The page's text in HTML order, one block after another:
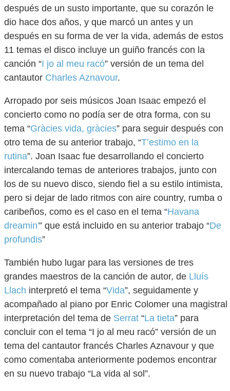
después de un susto importante, que su corazón le
dio hace dos años, y que marcó un antes y un
después en su forma de ver la vida, además de estos
11 temas el disco incluye un guiño francés con la
canción “I jo al meu racó” versión de un tema del
cantautor Charles Aznavour.
Arropado por seis músicos Joan Isaac empezó el
concierto como no podía ser de otra forma, con su
tema “Gràcies vida, gràcies” para seguir después con
otro tema de su anterior trabajo, “T’estimo en la
rutina”. Joan Isaac fue desarrollando el concierto
intercalando temas de anteriores trabajos, junto con
los de su nuevo disco, siendo fiel a su estilo intimista,
pero si dejar de lado ritmos con aire country, rumba o
caribeños, como es el caso en el tema “Havana
dreamin'” que está incluido en su anterior trabajo “De
profundis”
También hubo lugar para las versiones de tres
grandes maestros de la canción de autor, de Lluís
Llach interpretó el tema “Vida”, seguidamente y
acompañado al piano por Enric Colomer una magistral
interpretación del tema de Serrat “La tieta” para
concluir con el tema “I jo al meu racó” versión de un
tema del cantautor francés Charles Aznavour y que
como comentaba anteriormente podemos encontrar
en su nuevo trabajo “La vida al sol”.